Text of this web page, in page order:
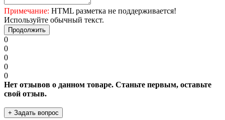
Примечание: HTML разметка не поддерживается!
Используйте обычный текст.
Продолжить
0
0
0
0
0
Нет отзывов о данном товаре. Станьте первым, оставьте
свой отзыв.
+ Задать вопрос